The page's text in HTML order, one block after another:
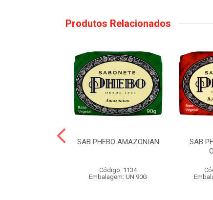
Produtos Relacionados
SAB PHEBO AMAZONIAN
Código: 1134
Embalagem: UN 90G
SAB